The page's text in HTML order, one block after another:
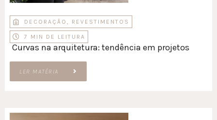
DECORAÇÃO , REVESTIMENTOS
7 MIN DE LEITURA
Curvas na arquitetura: tendência em projetos
LER MATÉRIA